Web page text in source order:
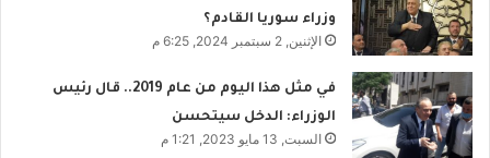
وزراء سوريا القادم؟
الإثنين, 2 سبتمبر 2024, 6:25 م
في مثل هذا اليوم من عام 2019.. قال رئيس
الوزراء: الدخل سيتحسن
السبت, 13 مايو 2023, 1:21 م